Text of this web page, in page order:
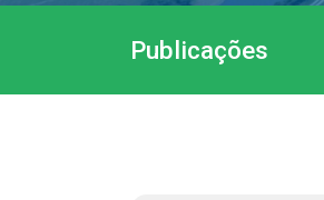
História do Município
Publicações